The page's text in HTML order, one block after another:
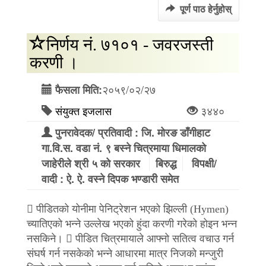
पूर्ण पाठ हेर्नुहोस्
निर्णय नं. ७१०१ - जवरजस्ती
करणी ।
फैसला मिति:२०५९/०२/२७
संयुक्त इजलास
३४४०
पुनरावेदक/ प्रतिवादी : जि. मोरङ डाँगीहाट
गा.वि.स. वडा नं. ९ बस्ने चित्रमाया धिमालको
जाहेरीले श्री ५ को सरकार
बिरुद्ध
विपक्षी/
वादी : ऐ. ऐ. वस्ने दिपक भण्डारी समेत
 पीडितको योनीमा पेनिट्रेशन भएको झिल्ली (Hymen)
च्यातिएको भन्ने उल्लेख भएको हुंदा करणी गरेको होइन भन्न
नसकिने।  पीडित चित्रमायाले आफ्नो सतित्व वचाउ गर्न
संघर्ष गर्न नसकेको भन्ने आधारमा मात्र निजको मन्जुरी